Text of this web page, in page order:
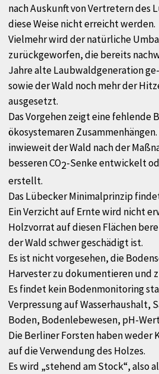
nach Auskunft von Vertretern des
diese Weise nicht erreicht werden.
Vielmehr wird der natürliche
zurückgeworfen, die bereits
Jahre alte Laubwaldgeneration
sowie der Wald noch mehr der
ausgesetzt.
Das Vorgehen zeigt eine fehlende
ökosystemaren
inwieweit der Wald nach der
besseren CO2-Senke entwickelt
erstellt.
Das Lübecker Minimalprinzip
Ein Verzicht auf Ernte wird nicht
Holzvorrat auf diesen Flächen
der Wald schwer geschädigt ist.
Es ist nicht vorgesehen, die
Harvester zu dokumentieren und
Es findet kein Bodenmonitoring
Verpressung auf Wasserhaushalt,
Boden, Bodenlebewesen, pH-
Die Berliner Forsten haben weder
auf die Verwendung des Holzes.
Es wird „stehend am Stock“, also